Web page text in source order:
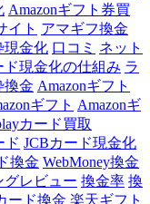
Amazonギフト券買
イト アマギフ換金
現金化 口コミ ネット
ド現金化の仕組み ラ
換金 Amazonギフト
ギフト Amazonギ
カード買取
ド JCBカード現金化
換金 WebMoney換金
グレビュー 換金率 換
ード換金 楽天ギフト